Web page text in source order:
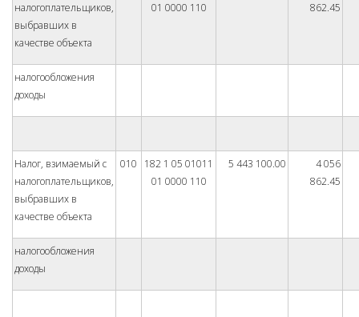
налогоплательщиков,
выбравших в
качестве объекта
01 0000 110
862.45
налогообложения
доходы
Налог, взимаемый с
налогоплательщиков,
выбравших в
качестве объекта
010
182 1 05 01011
01 0000 110
5 443 100.00
4 056
862.45
налогообложения
доходы